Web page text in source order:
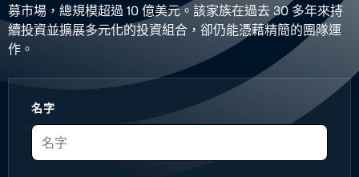
募市場，總規模超過 10 億美元。該家族在過去 30 多年來持
續投資並擴展多元化的投資組合，卻仍能憑藉精簡的團隊運
作。
名字